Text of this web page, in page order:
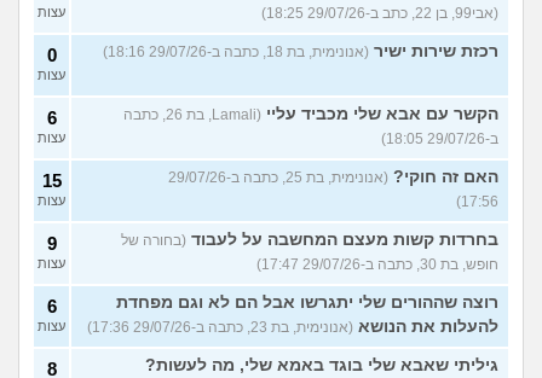
(אבי99, בן 22, כתב ב-29/07/26 18:25) עצות
רכזת שירות ישיר (אנונימית, בת 18, כתבה ב-29/07/26 18:16) 0
עצות
הקשר עם אבא שלי מכביד עליי
(Lamali, בת 26, כתבה
ב-29/07/26 18:05)
6
עצות
האם זה חוקי?
(אנונימית, בת 25, כתבה ב-29/07/26
17:56)
15
עצות
בחרדות קשות מעצם המחשבה על לעבוד (בחורה של
חופש, בת 30, כתבה ב-29/07/26 17:47)
9
עצות
רוצה שההורים שלי יתגרשו אבל הם לא וגם מפחדת
להעלות את הנושא (אנונימית, בת 23, כתבה ב-29/07/26 17:36)
6
עצות
גיליתי שאבא שלי בוגד באמא שלי, מה לעשות? 8